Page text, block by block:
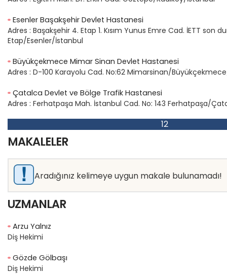
Esenler Başakşehir Devlet Hastanesi
Adres : Başakşehir 4. Etap 1. Kısım Yunus Emre Cad. İETT son
Etap/Esenler/İstanbul
Büyükçekmece Mimar Sinan Devlet Hastanesi
Adres : D-100 Karayolu Cad. No:62 Mimarsinan/
Çatalca Devlet ve Bölge Trafik Hastanesi
Adres : Ferhatpaşa Mah. İstanbul Cad. No: 143 Ferhatpaşa/
12
MAKALELER
Aradığınız kelimeye uygun makale bulunamadı!
UZMANLAR
Arzu Yalnız
Diş Hekimi
Gözde Gölbaşı
Diş Hekimi